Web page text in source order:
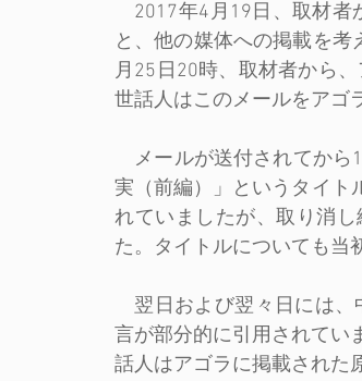
2017年4月19日、取材者
と、他の媒体への掲載を
月25日20時、取材者から
世話人はこのメールをアゴ
メールが送付されてから
実（前編）」というタイト
れていましたが、取り消
た。タイトルについても当
翌日および翌々日には、
言が部分的に引用されてい
話人はアゴラに掲載された